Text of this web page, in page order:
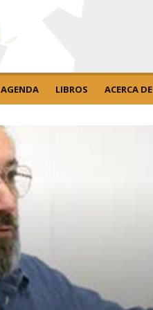
AGENDA LIBROS ACERCA DE